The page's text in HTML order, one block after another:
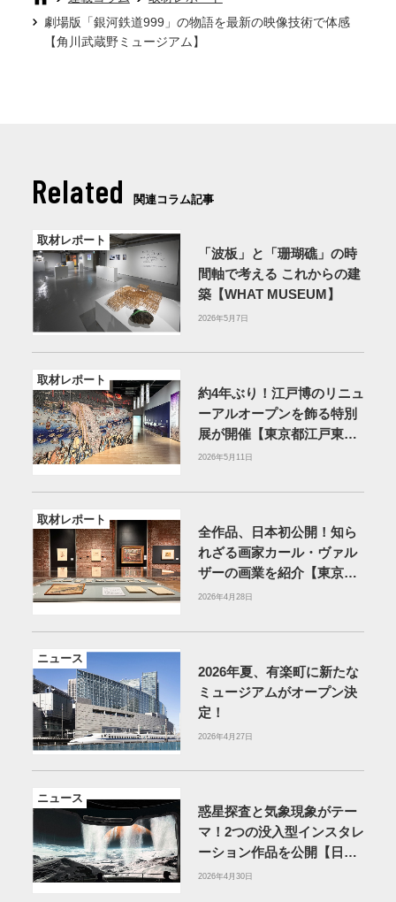
劇場版「銀河鉄道999」の物語を最新の映像技術で体感
【角川武蔵野ミュージアム】
Related 関連コラム記事
取材レポート
「波板」と「珊瑚礁」の時
間軸で考える これからの建
築【WHAT MUSEUM】
2026年5月7日
取材レポート
約4年ぶり！江戸博のリニュ
ーアルオープンを飾る特別
展が開催【東京都江戸東京
博物館】
2026年5月11日
取材レポート
全作品、日本初公開！知ら
れざる画家カール・ヴァル
ザーの画業を紹介【東京ス
テーションギャラリー】
2026年4月28日
ニュース
2026年夏、有楽町に新たな
ミュージアムがオープン決
定！
2026年4月27日
ニュース
惑星探査と気象現象がテー
マ！2つの没入型インスタレ
ーション作品を公開【日本
科学未来館】
2026年4月30日